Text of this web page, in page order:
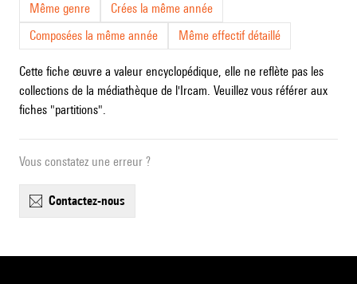
Même genre
Crées la même année
Composées la même année
Même effectif détaillé
Cette fiche œuvre a valeur encyclopédique, elle ne reflète pas les
collections de la médiathèque de l'Ircam. Veuillez vous référer aux
fiches "partitions".
Vous constatez une erreur ?
contactez-nous